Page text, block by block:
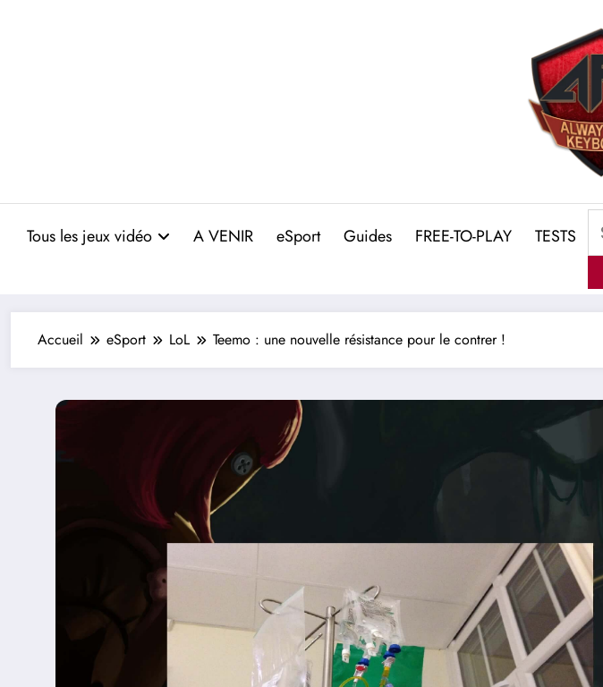
Tous les jeux vidéo A VENIR eSport Guides FREE-TO-PLAY TESTS
Accueil eSport LoL Teemo : une nouvelle résistance pour le contrer !